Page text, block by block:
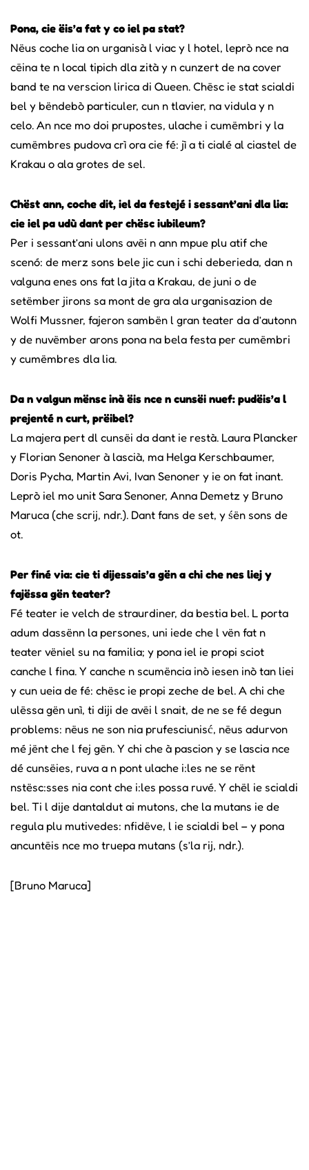
Pona, cie ëis’a fat y co iel pa stat?
Nëus coche lia on urganisà l viac y l hotel, leprò nce na
cëina te n local tipich dla zità y n cunzert de na cover
band te na verscion lirica di Queen. Chësc ie stat scialdi
bel y bëndebò particuler, cun n tlavier, na vidula y n
celo. An nce mo doi prupostes, ulache i cumëmbri y la
cumëmbres pudova crì ora cie fé: jì a ti cialé al ciastel de
Krakau o ala grotes de sel.
Chëst ann, coche dit, iel da festejé i sessant’ani dla lia:
cie iel pa udù dant per chësc iubileum?
Per i sessant’ani ulons avëi n ann mpue plu atif che
scenó: de merz sons bele jic cun i schi deberieda, dan n
valguna enes ons fat la jita a Krakau, de juni o de
setëmber jirons sa mont de gra ala urganisazion de
Wolfi Mussner, fajeron sambën l gran teater da d’autonn
y de nuvëmber arons pona na bela festa per cumëmbri
y cumëmbres dla lia.
Da n valgun mënsc inà ëis nce n cunsëi nuef: pudëis’a l
prejenté n curt, prëibel?
La majera pert dl cunsëi da dant ie restà. Laura Plancker
y Florian Senoner à lascià, ma Helga Kerschbaumer,
Doris Pycha, Martin Avi, Ivan Senoner y ie on fat inant.
Leprò iel mo unit Sara Senoner, Anna Demetz y Bruno
Maruca (che scrij, ndr.). Dant fans de set, y śën sons de
ot.
Per finé via: cie ti dijessais’a gën a chi che nes liej y
fajëssa gën teater?
Fé teater ie velch de straurdiner, da bestia bel. L porta
adum dassënn la persones, uni iede che l vën fat n
teater vëniel su na familia; y pona iel ie propi sciot
canche l fina. Y canche n scumëncia inò iesen inò tan liei
y cun ueia de fé: chësc ie propi zeche de bel. A chi che
ulëssa gën unì, ti diji de avëi l snait, de ne se fé degun
problems: nëus ne son nia prufesciunisć, nëus adurvon
mé jënt che l fej gën. Y chi che à pascion y se lascia nce
dé cunsëies, ruva a n pont ulache i:les ne se rënt
nstësc:sses nia cont che i:les possa ruvé. Y chël ie scialdi
bel. Ti l dije dantaldut ai mutons, che la mutans ie de
regula plu mutivedes: nfidëve, l ie scialdi bel – y pona
ancuntëis nce mo truepa mutans (s’la rij, ndr.).
[Bruno Maruca]